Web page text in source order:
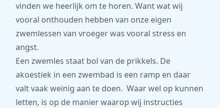
vinden we heerlijk om te horen. Want wat wij
vooral onthouden hebben van onze eigen
zwemlessen van vroeger was vooral stress en
angst.
Een zwemles staat bol van de prikkels. De
akoestiek in een zwembad is een ramp en daar
valt vaak weinig aan te doen. Waar wel op kunnen
letten, is op de manier waarop wij instructies